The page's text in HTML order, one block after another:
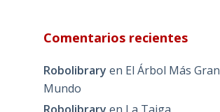
Comentarios recientes
Robolibrary en El Árbol Más
Mundo